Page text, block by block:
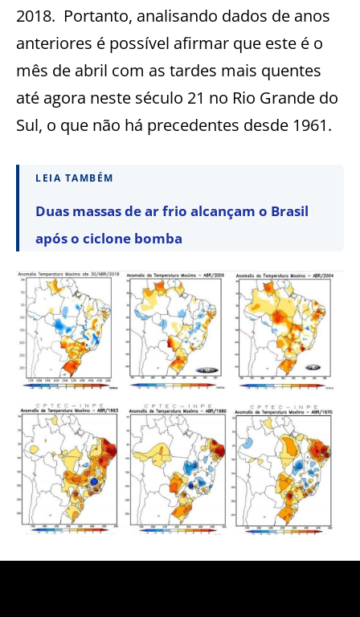
2018. Portanto, analisando dados de anos
anteriores é possível afirmar que este é o
mês de abril com as tardes mais quentes
até agora neste século 21 no Rio Grande do
Sul, o que não há precedentes desde 1961.
LEIA TAMBÉM
Duas massas de ar frio alcançam o Brasil
após o ciclone bomba